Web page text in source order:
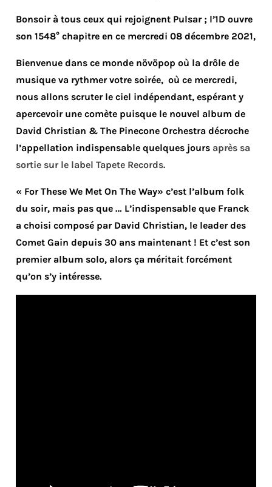
Bonsoir à tous ceux qui rejoignent Pulsar ; l’1D ouvre
son 1548° chapitre en ce mercredi 08 décembre 2021,
Bienvenue dans ce monde növöpop où la drôle de
musique va rythmer votre soirée, où ce mercredi,
nous allons scruter le ciel indépendant, espérant y
apercevoir une comète puisque le nouvel album de
David Christian & The Pinecone Orchestra décroche
l’appellation indispensable quelques jours après sa
sortie sur le label Tapete Records.
« For These We Met On The Way» c’est l’album folk
du soir, mais pas que … L’indispensable que Franck
a choisi composé par David Christian, le leader des
Comet Gain depuis 30 ans maintenant ! Et c’est son
premier album solo, alors ça méritait forcément
qu’on s’y intéresse.